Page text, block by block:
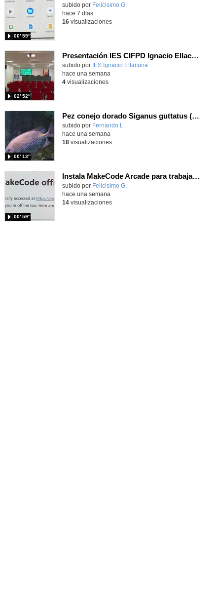
Contenido educativo.
subido por Felicisimo G.
00′ 59″
hace 7 dias
16visualizaciones
Presentación IES CIFPD Ignacio Ellacuría
Contenido educativo.
subido por IES Ignacio Ellacuria
02′ 52″
hace una semana
4visualizaciones
Pez conejo dorado Siganus guttatus (Bloch, 1786)
Contenido educativo.
subido por Fernando L.
00′ 13″
hace una semana
18visualizaciones
Instala MakeCode Arcade para trabajar offline en tu tablet, ordenador, Chromebook
Contenido educativo.
subido por Felicisimo G.
00′ 59″
hace una semana
14visualizaciones